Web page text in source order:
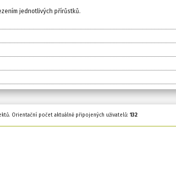
jednotlivých přírůstků.
Orientační počet aktuálně připojených uživatelů: 132